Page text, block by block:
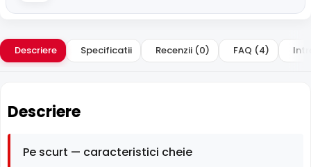
Descriere Specificatii Recenzii (0) FAQ (4)
Descriere
Pe scurt — caracteristici cheie